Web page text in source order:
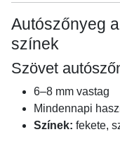
Autószőnyeg
színek
Szövet
6–8 mm vastag
Mindennapi
Színek: fekete,